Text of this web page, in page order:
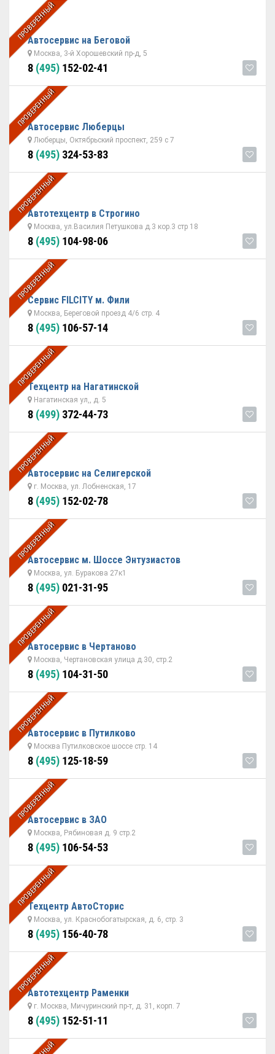
ПРОВЕРЕННЫЙ
Автосервис на Беговой
Москва, 3-й Хорошевский пр-д, 5
8 (495) 152-02-41
ПРОВЕРЕННЫЙ
Автосервис Люберцы
Люберцы, Октябрьский проспект, 259 с 7
8 (495) 324-53-83
ПРОВЕРЕННЫЙ
Автотехцентр в Строгино
Москва, ул.Василия Петушкова д.3 кор.3 стр 18
8 (495) 104-98-06
ПРОВЕРЕННЫЙ
Сервис FILCITY м. Фили
Москва, Береговой проезд 4/6 стр. 4
8 (495) 106-57-14
ПРОВЕРЕННЫЙ
Техцентр на Нагатинской
Нагатинская ул,, д. 5
8 (499) 372-44-73
ПРОВЕРЕННЫЙ
Автосервис на Селигерской
г. Москва, ул. Лобненская, 17
8 (495) 152-02-78
ПРОВЕРЕННЫЙ
Автосервис м. Шоссе Энтузиастов
Москва, ул. Буракова 27к1
8 (495) 021-31-95
ПРОВЕРЕННЫЙ
Автосервис в Чертаново
Москва, Чертановская улица д.30, стр.2
8 (495) 104-31-50
ПРОВЕРЕННЫЙ
Автосервис в Путилково
Москва Путилковское шоссе стр. 14
8 (495) 125-18-59
ПРОВЕРЕННЫЙ
Автосервис в ЗАО
Москва, Рябиновая д. 9 стр.2
8 (495) 106-54-53
ПРОВЕРЕННЫЙ
Техцентр АвтоСторис
Москва, ул. Краснобогатырская, д. 6, стр. 3
8 (495) 156-40-78
ПРОВЕРЕННЫЙ
Автотехцентр Раменки
г. Москва, Мичуринский пр-т, д. 31, корп. 7
8 (495) 152-51-11